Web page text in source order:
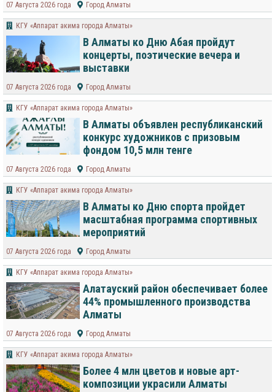
07 Августа 2026 года Город Алматы
КГУ «Аппарат акима города Алматы»
В Алматы ко Дню Абая пройдут
концерты, поэтические вечера и
выставки
07 Августа 2026 года Город Алматы
КГУ «Аппарат акима города Алматы»
В Алматы объявлен республиканский
конкурс художников с призовым
фондом 10,5 млн тенге
07 Августа 2026 года Город Алматы
КГУ «Аппарат акима города Алматы»
В Алматы ко Дню спорта пройдет
масштабная программа спортивных
мероприятий
07 Августа 2026 года Город Алматы
КГУ «Аппарат акима города Алматы»
Алатауский район обеспечивает более
44% промышленного производства
Алматы
07 Августа 2026 года Город Алматы
КГУ «Аппарат акима города Алматы»
Более 4 млн цветов и новые арт-
композиции украсили Алматы